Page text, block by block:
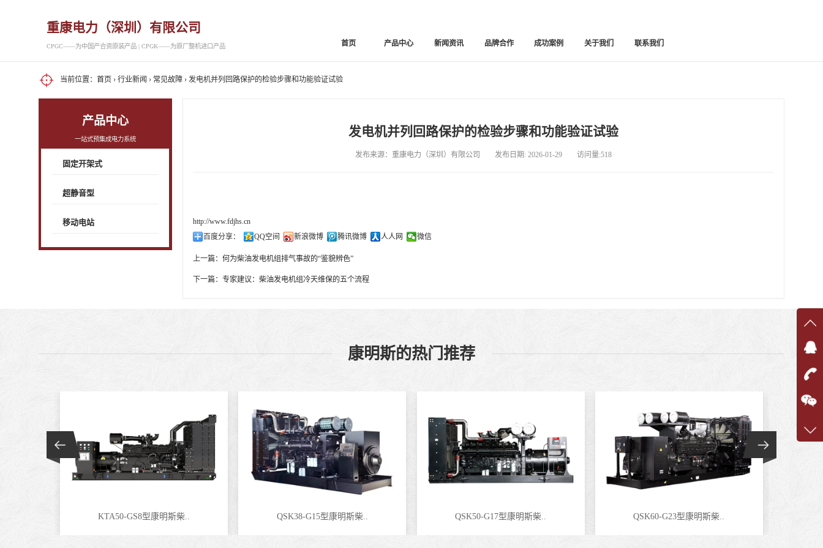
重康电力（深圳）有限公司
CPGC——为中国产合资原装产品 | CPGK——为原厂整机进口产品 首页 产品中心 新闻资讯 品牌合作 成功案例 关于我们 联系我们
当前位置： 首页 › 行业新闻 › 常见故障› 发电机并列回路保护的检验步骤和功能验证试验
产品中心
一站式预集成电力系统
固定开架式
超静音型
移动电站
发电机并列回路保护的检验步骤和功能验证试验
发布来源：重康电力（深圳）有限公司 发布日期: 2026-01-29 访问量:518
http://www.fdjhs.cn
百度分享：
QQ空间 新浪微博 腾讯微博 人人网 微信
上一篇：何为柴油发电机组排气事故的“鉴貌辨色”
下一篇：专家建议：柴油发电机组冷天维保的五个流程
康明斯的热门推荐
KTA50-GS8型康明斯柴.. QSK38-G15型康明斯柴.. QSK50-G17型康明斯柴.. QSK60-G23型康明斯柴..
在线
在
咨询
客服